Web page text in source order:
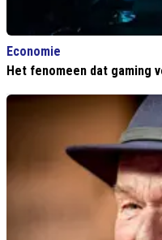
Economie
Het fenomeen dat gaming